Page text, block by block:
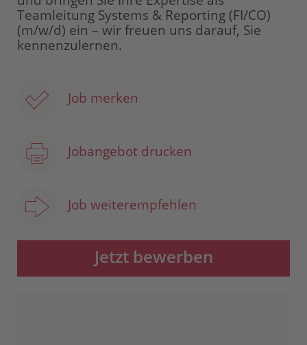
Teamleitung Systems & Reporting (FI/CO)
(m/w/d) ein – wir freuen uns darauf, Sie
kennenzulernen.
Job merken
Jobangebot drucken
Job weiterempfehlen
Jetzt bewerben